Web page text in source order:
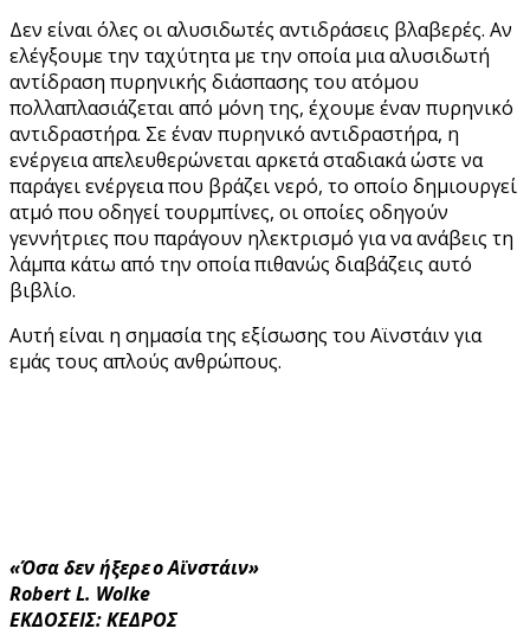
Δεν είναι όλες οι αλυσιδωτές αντιδράσεις βλαβερές. Αν
ελέγξουμε την ταχύτητα με την οποία μια αλυσιδωτή
αντίδραση πυρηνικής διάσπασης του ατόμου
πολλαπλασιάζεται από μόνη της, έχουμε έναν πυρηνικό
αντιδραστήρα. Σε έναν πυρηνικό αντιδραστήρα, η
ενέργεια απελευθερώνεται αρκετά σταδιακά ώστε να
παράγει ενέργεια που βράζει νερό, το οποίο δημιουργεί
ατμό που οδηγεί τουρμπίνες, οι οποίες οδηγούν
γεννήτριες που παράγουν ηλεκτρισμό για να ανάβεις τη
λάμπα κάτω από την οποία πιθανώς διαβάζεις αυτό
βιβλίο.
Αυτή είναι η σημασία της εξίσωσης του Αϊνστάιν για
εμάς τους απλούς ανθρώπους.
«Όσα δεν ήξερε ο Αϊνστάιν»
Robert L. Wolke
ΕΚΔΟΣΕΙΣ: ΚΕΔΡΟΣ